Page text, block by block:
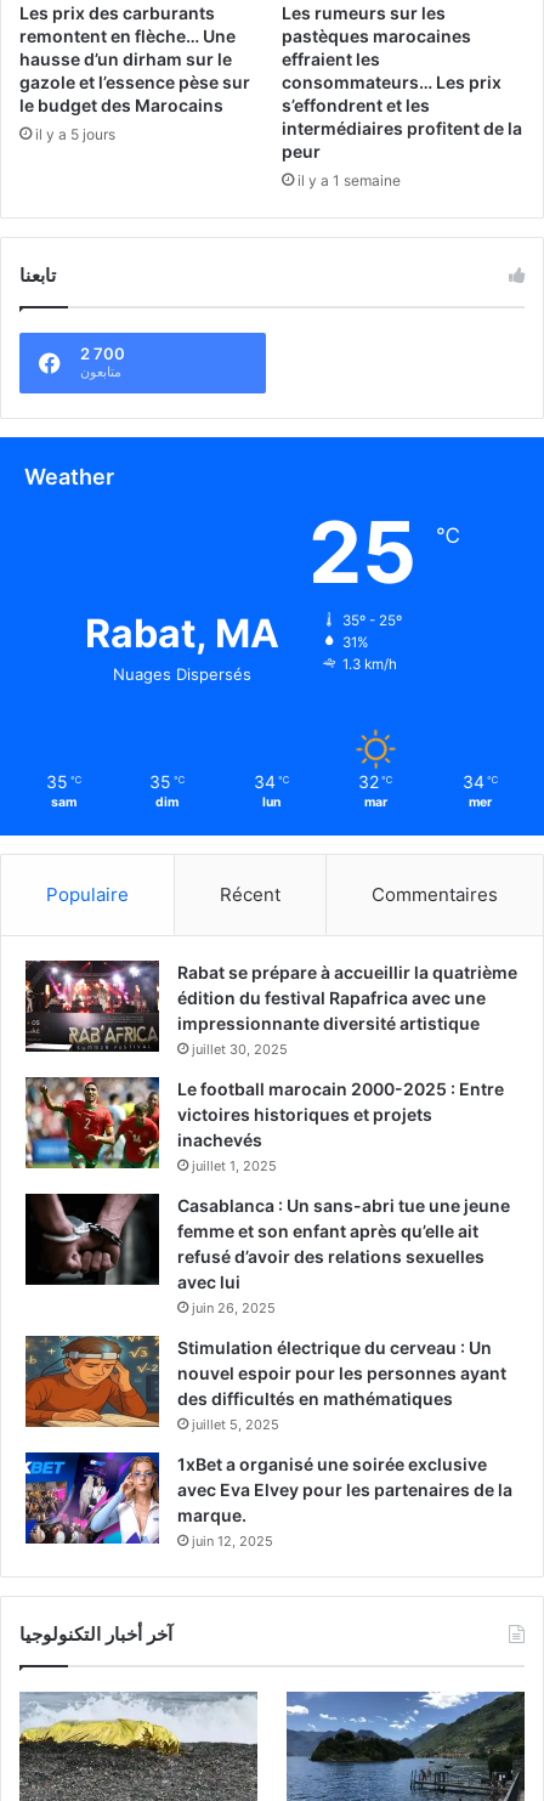
Les prix des carburants
remontent en flèche… Une
hausse d’un dirham sur le
gazole et l’essence pèse sur
le budget des Marocains
il y a 5 jours
Les rumeurs sur les
pastèques marocaines
effraient les
consommateurs… Les prix
s’effondrent et les
intermédiaires profitent de la
peur
il y a 1 semaine
تابعنا
2 700
متابعون
Weather
Rabat, MA
Nuages Dispersés
25 ℃
35º - 25º
31%
1.3 km/h
35 ℃
sam
35 ℃
dim
34 ℃
lun
32 ℃
mar
34 ℃
mer
Populaire Récent Commentaires
Rabat se prépare à accueillir la quatrième
édition du festival Rapafrica avec une
impressionnante diversité artistique
juillet 30, 2025
Le football marocain 2000-2025 : Entre
victoires historiques et projets
inachevés
juillet 1, 2025
Casablanca : Un sans-abri tue une jeune
femme et son enfant après qu’elle ait
refusé d’avoir des relations sexuelles
avec lui
juin 26, 2025
Stimulation électrique du cerveau : Un
nouvel espoir pour les personnes ayant
des difficultés en mathématiques
juillet 5, 2025
1xBet a organisé une soirée exclusive
avec Eva Elvey pour les partenaires de la
marque.
juin 12, 2025
آخر أخبار التكنولوجيا